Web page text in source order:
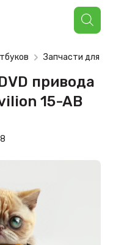
Поиск
товаров
Запчасти для
привода
15-AB